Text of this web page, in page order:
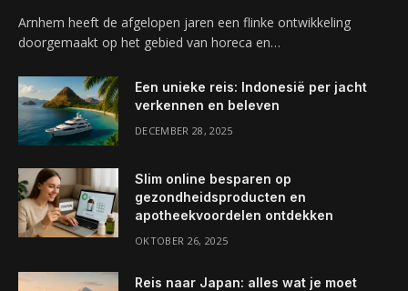
Arnhem heeft de afgelopen jaren een flinke ontwikkeling
doorgemaakt op het gebied van horeca en…
Een unieke reis: Indonesië per jacht
verkennen en beleven
DECEMBER 28, 2025
Slim online besparen op
gezondheidsproducten en
apotheekvoordelen ontdekken
OKTOBER 26, 2025
Reis naar Japan: alles wat je moet